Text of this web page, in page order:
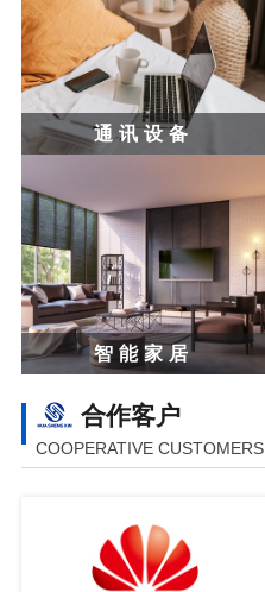
通讯设备
智能家居
合作客户
COOPERATIVE CUSTOMERS